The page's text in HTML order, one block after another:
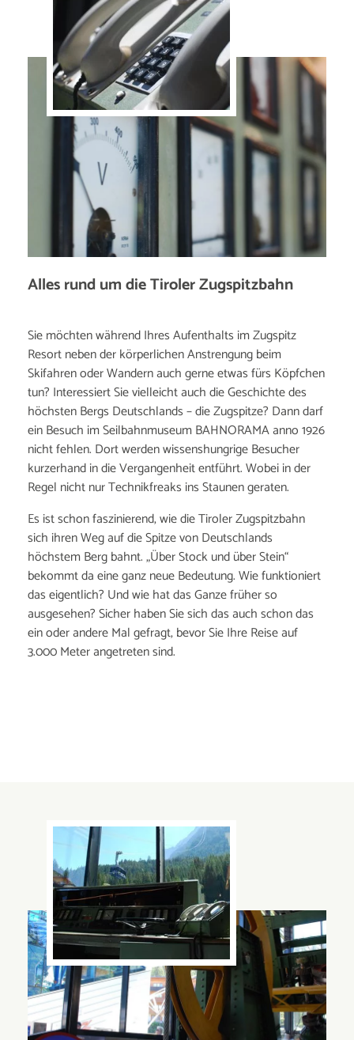
Alles rund um die Tiroler Zugspitzbahn
Sie möchten während Ihres Aufenthalts im Zugspitz
Resort neben der körperlichen Anstrengung beim
Skifahren oder Wandern auch gerne etwas fürs Köpfchen
tun? Interessiert Sie vielleicht auch die Geschichte des
höchsten Bergs Deutschlands – die Zugspitze? Dann darf
ein Besuch im Seilbahnmuseum BAHNORAMA anno 1926
nicht fehlen. Dort werden wissenshungrige Besucher
kurzerhand in die Vergangenheit entführt. Wobei in der
Regel nicht nur Technikfreaks ins Staunen geraten.
Es ist schon faszinierend, wie die Tiroler Zugspitzbahn
sich ihren Weg auf die Spitze von Deutschlands
höchstem Berg bahnt. „Über Stock und über Stein“
bekommt da eine ganz neue Bedeutung. Wie funktioniert
das eigentlich? Und wie hat das Ganze früher so
ausgesehen? Sicher haben Sie sich das auch schon das
ein oder andere Mal gefragt, bevor Sie Ihre Reise auf
3.000 Meter angetreten sind.